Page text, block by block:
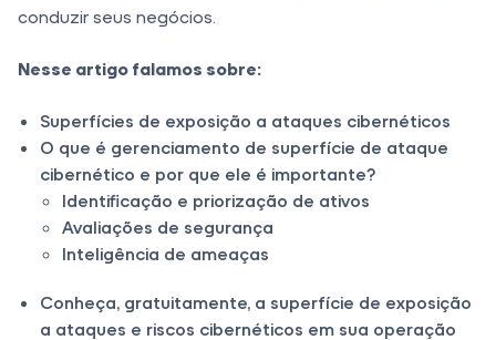
conduzir seus negócios.
Nesse artigo falamos sobre:
Superfícies de exposição a ataques cibernéticos
O que é gerenciamento de superfície de ataque
cibernético e por que ele é importante?
Identificação e priorização de ativos
Avaliações de segurança
Inteligência de ameaças
Conheça, gratuitamente, a superfície de exposição
a ataques e riscos cibernéticos em sua operação